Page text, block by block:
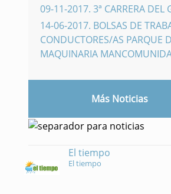
09-11-2017. 3ª CARRERA DEL
14-06-2017. BOLSAS DE
CONDUCTORES/AS PARQUE
MAQUINARIA
Más Noticias
El tiempo
El tiempo